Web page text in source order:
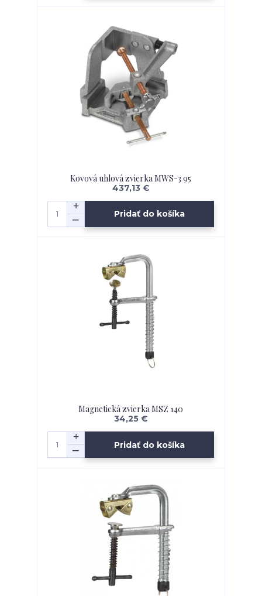
Kovová uhlová zvierka MWS-3 95
437,13 €
Pridať do košíka
Magnetická zvierka MSZ 140
34,25 €
Pridať do košíka